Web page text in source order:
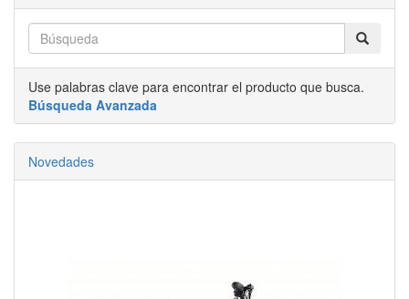
Use palabras clave para encontrar el producto que busca.
Búsqueda Avanzada
Novedades